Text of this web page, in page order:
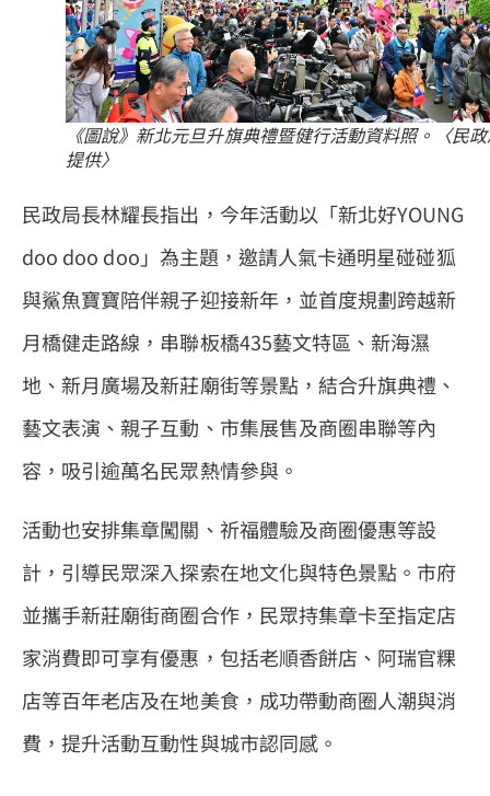
《圖說》新北元旦升旗典禮暨健行活動資料照。〈民
提供〉
民政局長林耀長指出，今年活動以「新北好YOUNG
doo doo doo」為主題，邀請人氣卡通明星碰碰狐
與鯊魚寶寶陪伴親子迎接新年，並首度規劃跨越新
月橋健走路線，串聯板橋435藝文特區、新海濕
地、新月廣場及新莊廟街等景點，結合升旗典禮、
藝文表演、親子互動、市集展售及商圈串聯等內
容，吸引逾萬名民眾熱情參與。
活動也安排集章闖關、祈福體驗及商圈優惠等設
計，引導民眾深入探索在地文化與特色景點。市府
並攜手新莊廟街商圈合作，民眾持集章卡至指定店
家消費即可享有優惠，包括老順香餅店、阿瑞官粿
店等百年老店及在地美食，成功帶動商圈人潮與消
費，提升活動互動性與城市認同感。